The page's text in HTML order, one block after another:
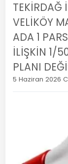
TEKİRDAĞ
VELİKÖY
ADA 1
İLİŞKİN 1/
PLANI
5 Haziran 2026